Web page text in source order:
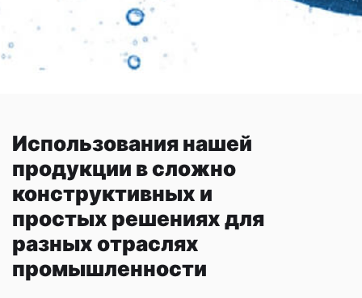
Использования нашей
продукции в сложно
конструктивных и
простых решениях для
разных отраслях
промышленности